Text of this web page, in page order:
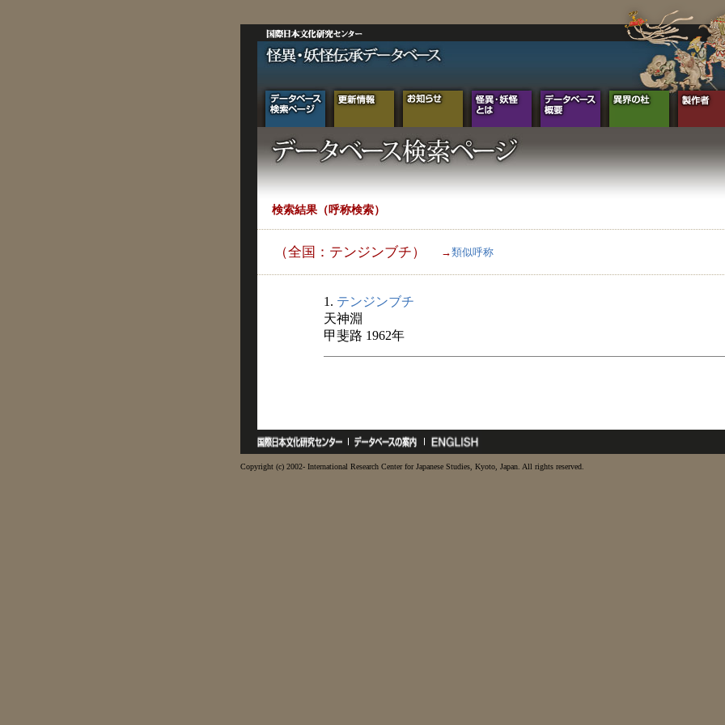
検索結果（呼称検索）
（全国：テンジンブチ） →類似呼称
1. テンジンブチ
天神淵
甲斐路 1962年
Copyright (c) 2002- International Research Center for Japanese Studies, Kyoto, Japan. All rights reserved.